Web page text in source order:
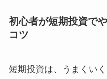
初心者が短期投資で
コツ
短期投資は、うまくい